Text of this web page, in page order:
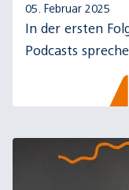
05. Februar 2025
In der ersten
Podcasts
für ihre neue
umgebaut wurde.